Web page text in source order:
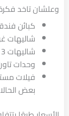
وعلشان تاخد فكرة
كبائن فندقية
شاليهات
شاليهات 3 غرف ممكن توصل لـ 25 مليون جنيه
وحدات تاون
بعض الحالات لـ 70